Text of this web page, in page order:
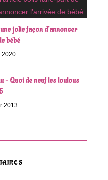
jolie façon d’annoncer
bébé
2020
– Quoi de neuf les loulous
2013